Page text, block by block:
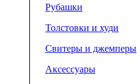
Рубашки
Толстовки и худи
Свитеры и джемперы
Аксессуары